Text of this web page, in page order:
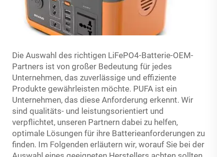
Die Auswahl des richtigen LiFePO4-Batterie-OEM-
Partners ist von großer Bedeutung für jedes
Unternehmen, das zuverlässige und effiziente
Produkte gewährleisten möchte. PUFA ist ein
Unternehmen, das diese Anforderung erkennt. Wir
sind qualitäts- und leistungsorientiert und
verpflichtet, unseren Partnern dabei zu helfen,
optimale Lösungen für ihre Batterieanforderungen zu
finden. Im Folgenden erläutern wir, worauf Sie bei der